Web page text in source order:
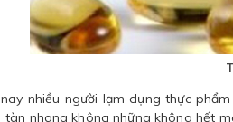
nhiều người lạm dụng thực
tàn nhang không những không hết